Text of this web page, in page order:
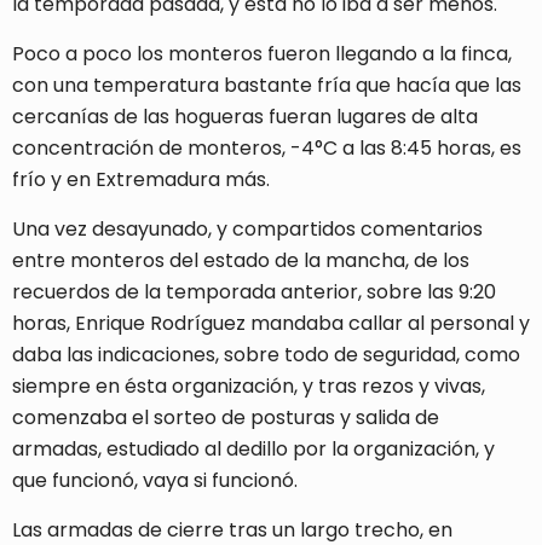
Poco a poco los monteros fueron llegando a la finca,
con una temperatura bastante fría que hacía que las
cercanías de las hogueras fueran lugares de alta
concentración de monteros, -4°C a las 8:45 horas, es
frío y en Extremadura más.
Una vez desayunado, y compartidos comentarios
entre monteros del estado de la mancha, de los
recuerdos de la temporada anterior, sobre las 9:20
horas, Enrique Rodríguez mandaba callar al personal y
daba las indicaciones, sobre todo de seguridad, como
siempre en ésta organización, y tras rezos y vivas,
comenzaba el sorteo de posturas y salida de
armadas, estudiado al dedillo por la organización, y
que funcionó, vaya si funcionó.
Las armadas de cierre tras un largo trecho, en